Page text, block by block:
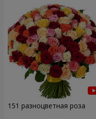
151 разноцветная роза